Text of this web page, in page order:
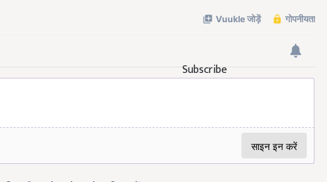
Subscribe